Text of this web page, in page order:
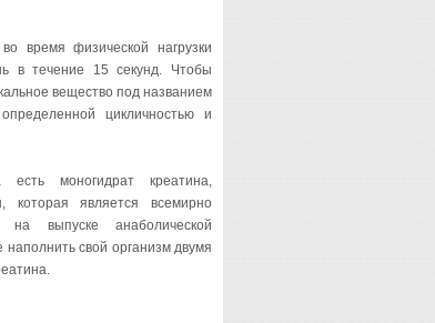
время физической нагрузки
в течение 15 секунд. Чтобы
вещество под названием
цикличностью и
моногидрат креатина,
которая является всемирно
на выпуске анаболической
свой организм двумя